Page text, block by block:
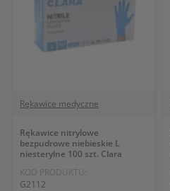
Rękawice medyczne
Rękawice nitrylowe
bezpudrowe niebieskie L
niesterylne 100 szt. Clara
KOD PRODUKTU:
G2112